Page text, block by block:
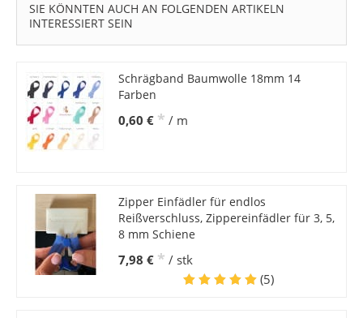
SIE KÖNNTEN AUCH AN FOLGENDEN ARTIKELN
INTERESSIERT SEIN
Schrägband Baumwolle 18mm 14
Farben
0,60 € * / m
Zipper Einfädler für endlos
Reißverschluss, Zippereinfädler für 3, 5,
8 mm Schiene
7,98 € * / stk
(5)